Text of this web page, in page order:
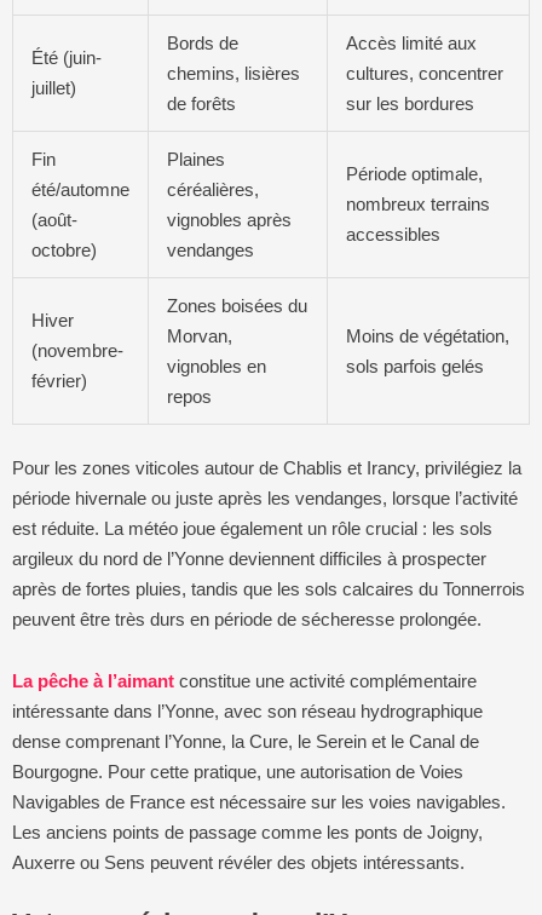
Été (juin-
juillet)
Bords de
chemins, lisières
de forêts
Accès limité aux
cultures, concentrer
sur les bordures
Fin
été/automne
(août-
octobre)
Plaines
céréalières,
vignobles après
vendanges
Période optimale,
nombreux terrains
accessibles
Hiver
(novembre-
février)
Zones boisées du
Morvan,
vignobles en
repos
Moins de végétation,
sols parfois gelés
Pour les zones viticoles autour de Chablis et Irancy, privilégiez la
période hivernale ou juste après les vendanges, lorsque l’activité
est réduite. La météo joue également un rôle crucial : les sols
argileux du nord de l’Yonne deviennent difficiles à prospecter
après de fortes pluies, tandis que les sols calcaires du Tonnerrois
peuvent être très durs en période de sécheresse prolongée.
La pêche à l’aimant constitue une activité complémentaire
intéressante dans l’Yonne, avec son réseau hydrographique
dense comprenant l’Yonne, la Cure, le Serein et le Canal de
Bourgogne. Pour cette pratique, une autorisation de Voies
Navigables de France est nécessaire sur les voies navigables.
Les anciens points de passage comme les ponts de Joigny,
Auxerre ou Sens peuvent révéler des objets intéressants.